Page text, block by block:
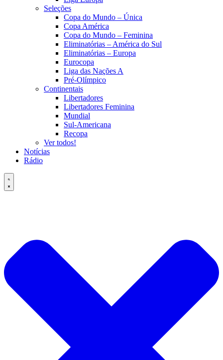
Seleções
Copa do Mundo – Única
Copa América
Copa do Mundo – Feminina
Eliminatórias – América do Sul
Eliminatórias – Europa
Eurocopa
Liga das Nações A
Pré-Olímpico
Continentais
Libertadores
Libertadores Feminina
Mundial
Sul-Americana
Recopa
Ver todos!
Notícias
Rádio